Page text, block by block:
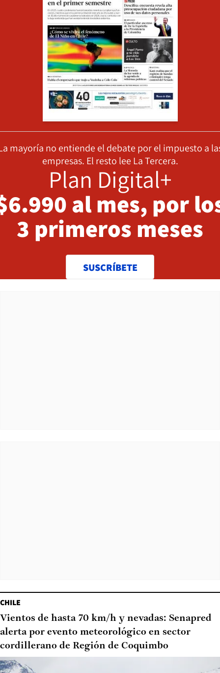
mayoría no entiende el debate por el impuesto a
empresas. El resto lee La Tercera.
Plan Digital+
al mes, por
3 primeros meses
SUSCRÍBETE
CHILE
Vientos de hasta 70 km/h y nevadas: Senapred
alerta por evento meteorológico en sector
cordillerano de Región de Coquimbo